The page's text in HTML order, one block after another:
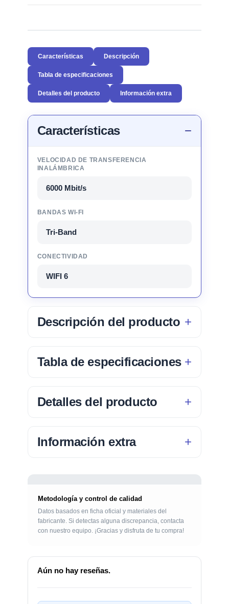
Características Descripción
Tabla de especificaciones
Detalles del producto Información extra
Características
VELOCIDAD DE TRANSFERENCIA
INALÁMBRICA
6000 Mbit/s
BANDAS WI-FI
Tri-Band
CONECTIVIDAD
WIFI 6
Descripción del producto
Tabla de especificaciones
Detalles del producto
Información extra
Metodología y control de calidad
Datos basados en ficha oficial y materiales del
fabricante. Si detectas alguna discrepancia, contacta
con nuestro equipo. ¡Gracias y disfruta de tu compra!
Aún no hay reseñas.